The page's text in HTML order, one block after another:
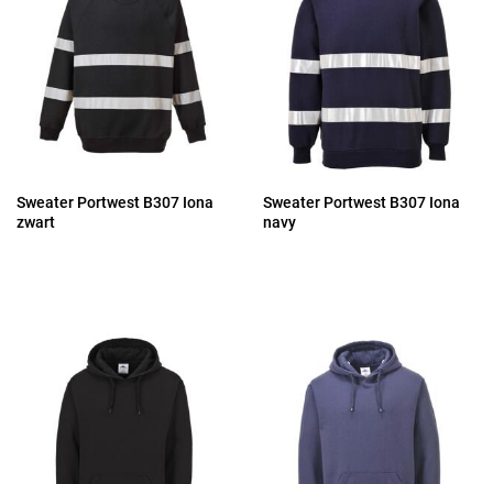
Sweater Portwest B307 Iona
zwart
Sweater Portwest B307 Iona
navy